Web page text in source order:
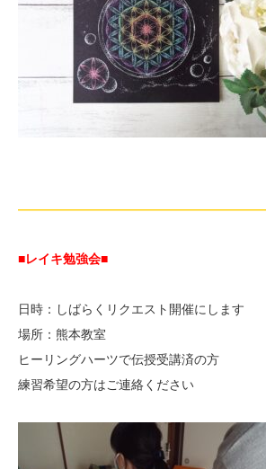
■レイキ勉強会■
日時：しばらくリクエスト開催にします
場所：熊本教室
ヒーリングハーツで伝授受講済の方
練習希望の方はご連絡ください